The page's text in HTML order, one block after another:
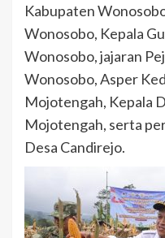
Kabupaten
Wonosobo, Kepala
Wonosobo, jajaran
Wonosobo, Asper
Mojotengah, Kepala
Mojotengah, serta
Desa Candirejo.